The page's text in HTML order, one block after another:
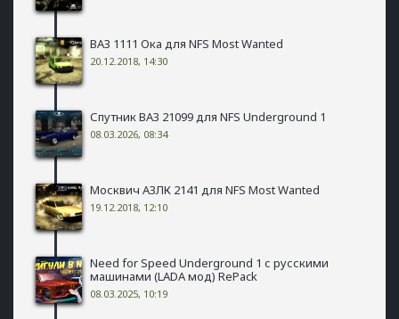
ВАЗ 1111 Ока для NFS Most Wanted
20.12.2018, 14:30
Спутник ВАЗ 21099 для NFS Underground 1
08.03.2026, 08:34
Москвич АЗЛК 2141 для NFS Most Wanted
19.12.2018, 12:10
Need for Speed Underground 1 с русскими
машинами (LADA мод) RePack
08.03.2025, 10:19